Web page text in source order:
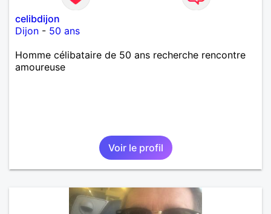
celibdijon
Dijon - 50 ans
Homme célibataire de 50 ans recherche rencontre
amoureuse
Voir le profil